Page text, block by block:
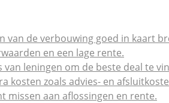
van de verbouwing goed in kaart
en een lage rente.
leningen om de beste deal te
kosten zoals advies- en
missen aan aflossingen en rente.